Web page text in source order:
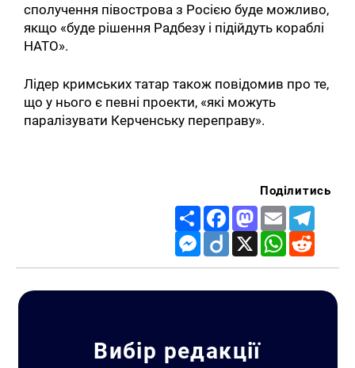
сполучення півострова з Росією буде можливо,
якщо «буде рішення Радбезу і підійдуть кораблі
НАТО».
Лідер кримських татар також повідомив про те,
що у нього є певні проекти, «які можуть
паралізувати Керченську переправу».
Поділитись
Share FacebookMastodon
Email
Messenger
Diigo X WhatsApp
Вибір редакції